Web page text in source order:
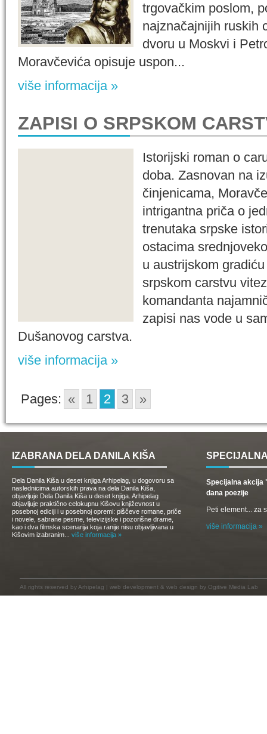
trgovačkim poslom,
najznačajnijih ruskih
dvoru u Moskvi i
Moravčevića opisuje uspon...
više informacija »
ZAPISI O SRPSKOM
Istorijski roman o
doba. Zasnovan na
činjenicama,
intrigantna priča o
trenutaka srpske
ostacima
u austrijskom
srpskom carstvu
komandanta
zapisi nas vode u
Dušanovog carstva.
više informacija »
Pages: « 1 2 3 »
IZABRANA DELA DANILA KIŠA
Dela Danila Kiša u deset knjiga Arhipelag, u dogovoru sa
naslednicima autorskih prava na dela Danila Kiša,
objavljuje Dela Danila Kiša u deset knjiga. Arhipelag
objavljuje praktično celokupnu Kišovu književnost u
posebnoj ediciji i u posebnoj opremi: piščeve romane, priče
i novele, sabrane pesme, televizijske i pozorišne drame,
kao i dva filmska scenarija koja ranije nisu objavljivana u
Kišovim izabranim... više informacija »
Specijalna akcija
dana poezije
Peti element... za
više informacija »
All rights reserved by Arhipelag | web development & web design by Ogitive Media Lab